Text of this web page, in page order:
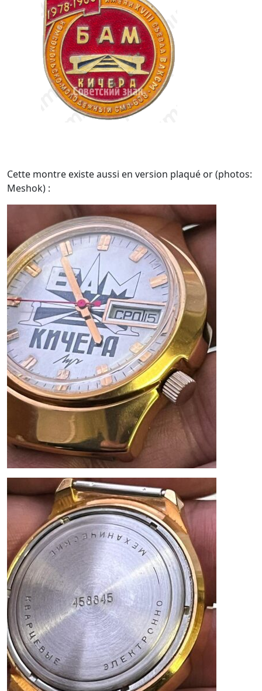
Cette montre existe aussi en version plaqué or (photos:
Meshok) :